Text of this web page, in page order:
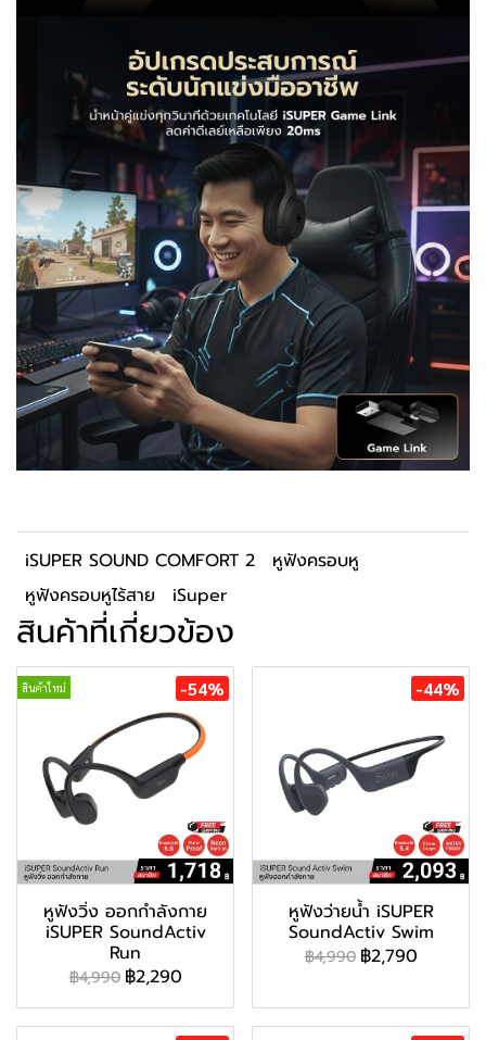
iSUPER SOUND COMFORT 2
หูฟังครอบหู
หูฟังครอบหูไร้สาย
iSuper
สินค้าที่เกี่ยวข้อง
สินค้าใหม่ -54%
หูฟังวิ่ง ออกกำลังกาย
iSUPER SoundActiv
Run
฿4,990 ฿2,290
-44%
หูฟังว่ายน้ำ iSUPER
SoundActiv Swim
฿4,990 ฿2,790